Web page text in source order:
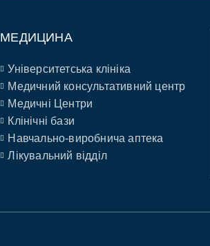
МЕДИЦИНА
Університетська клініка
Медичний консультативний центр
Медичні Центри
Клінічні бази
Навчально-виробнича аптека
Лікувальний відділ